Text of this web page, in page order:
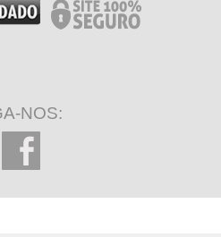
NOS: